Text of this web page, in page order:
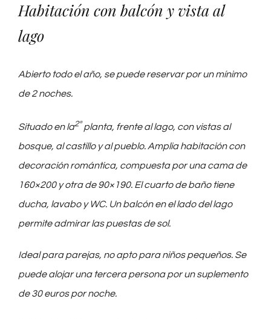
Información
Español
Habitación con balcón y vista al
lago
Abierto todo el año, se puede reservar por un mínimo
de 2 noches.
Situado en la2ªplanta, frente al lago, con vistas al
bosque, al castillo y al pueblo. Amplia habitación con
decoración romántica, compuesta por una cama de
160×200 y otra de 90×190. El cuarto de baño tiene
ducha, lavabo y WC. Un balcón en el lado del lago
permite admirar las puestas de sol.
Ideal para parejas, no apto para niños pequeños. Se
puede alojar una tercera persona por un suplemento
de 30 euros por noche.